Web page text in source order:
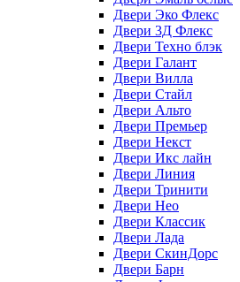
Двери Эко Флекс
Двери 3Д Флекс
Двери Техно блэк
Двери Галант
Двери Вилла
Двери Стайл
Двери Альто
Двери Премьер
Двери Некст
Двери Икс лайн
Двери Линия
Двери Тринити
Двери Нео
Двери Классик
Двери Лада
Двери СкинДорс
Двери Барн